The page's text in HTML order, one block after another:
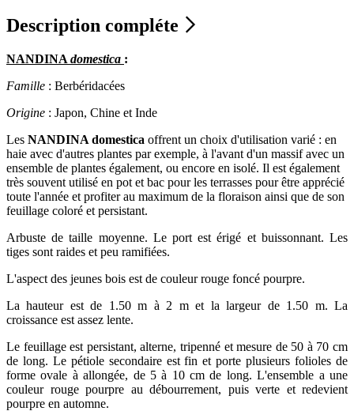
Description compléte
NANDINA domestica :
Famille : Berbéridacées
Origine : Japon, Chine et Inde
Les NANDINA domestica offrent un choix d'utilisation varié : en
haie avec d'autres plantes par exemple, à l'avant d'un massif avec un
ensemble de plantes également, ou encore en isolé. Il est également
très souvent utilisé en pot et bac pour les terrasses pour être apprécié
toute l'année et profiter au maximum de la floraison ainsi que de son
feuillage coloré et persistant.
Arbuste de taille moyenne. Le port est érigé et buissonnant. Les
tiges sont raides et peu ramifiées.
L'aspect des jeunes bois est de couleur rouge foncé pourpre.
La hauteur est de 1.50 m à 2 m et la largeur de 1.50 m. La
croissance est assez lente.
Le feuillage est persistant, alterne, tripenné et mesure de 50 à 70 cm
de long. Le pétiole secondaire est fin et porte plusieurs folioles de
forme ovale à allongée, de 5 à 10 cm de long. L'ensemble a une
couleur rouge pourpre au débourrement, puis verte et redevient
pourpre en automne.